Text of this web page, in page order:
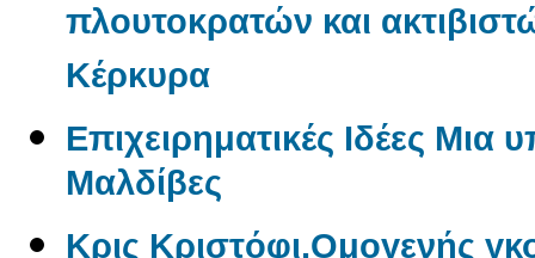
πλουτοκρατών και
Κέρκυρα
Επιχειρηματικές Ιδέες Μια
Μαλδίβες
Κρις Κριστόφι,Ομογενής